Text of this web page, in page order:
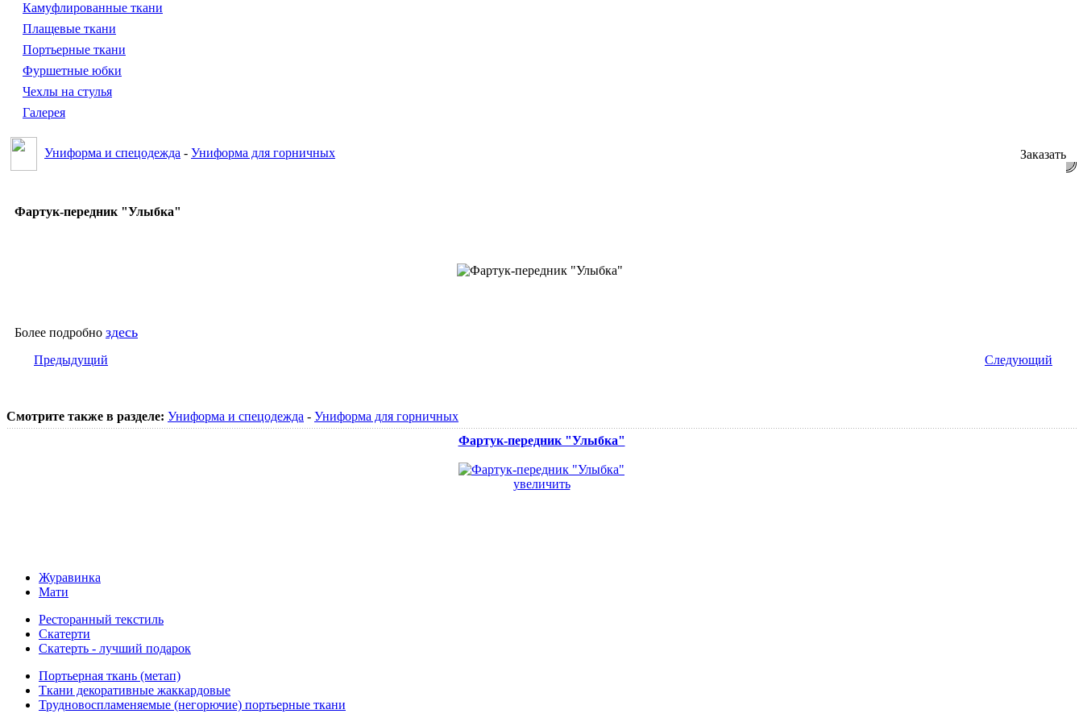
Камуфлированные ткани
Плащевые ткани
Портьерные ткани
Фуршетные юбки
Чехлы на стулья
Галерея
Заказать
Униформа и спецодежда - Униформа для горничных
Фартук-передник "Улыбка"
Более подробно здесь
Предыдущий Следующий
Смотрите также в разделе: Униформа и спецодежда - Униформа для горничных
Фартук-передник "Улыбка"
увеличить
Журавинка
Мати
Ресторанный текстиль
Скатерти
Скатерть - лучший подарок
Портьерная ткань (метап)
Ткани декоративные жаккардовые
Трудновоспламеняемые (негорючие) портьерные ткани